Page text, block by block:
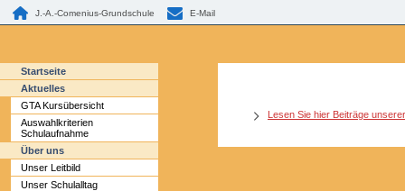
J.-A.-Comenius-Grundschule E-Mail
Startseite
Aktuelles
GTA Kursübersicht
Auswahlkriterien
Schulaufnahme
Über uns
Unser Leitbild
Unser Schulalltag
Lesen Sie hier Beiträge